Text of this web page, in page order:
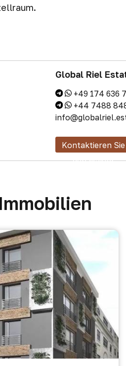
Global Riel
+49 174 636
+44 7488
Kontaktieren Sie
den Makler